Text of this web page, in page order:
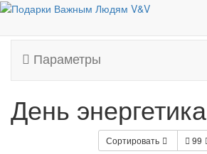
Профессиональные праздники
Параметры
День энергетика
Сортировать 99